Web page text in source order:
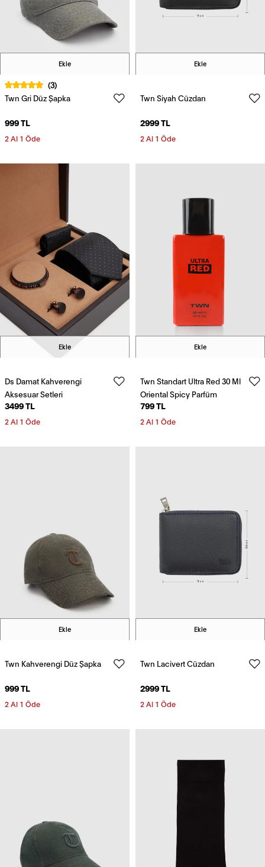
Ekle
(3)
Twn Gri Düz Şapka
999 TL
2 Al 1 Öde
Ekle
Twn Siyah Cüzdan
2999 TL
2 Al 1 Öde
Ekle
Ds Damat Kahverengi
Aksesuar Setleri
3499 TL
2 Al 1 Öde
Ekle
Twn Standart Ultra Red 30 Ml
Oriental Spicy Parfüm
799 TL
2 Al 1 Öde
Ekle
Twn Kahverengi Düz Şapka
999 TL
2 Al 1 Öde
Ekle
Twn Lacivert Cüzdan
2999 TL
2 Al 1 Öde